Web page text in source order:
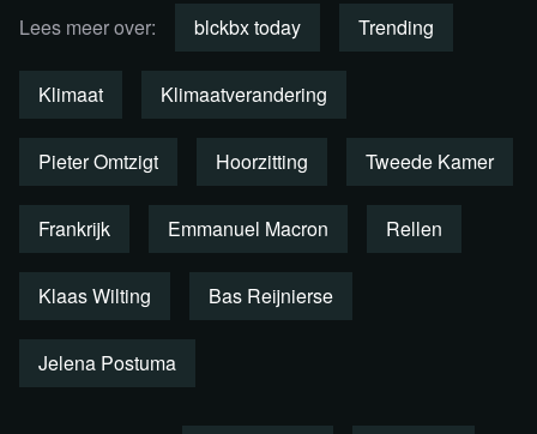
de ontwikkelingslanden zelf naar dit gebaar?
Desk: econome Jelena Postuma, oud-politiewoordvoerder
Bekijk de uitzending per fragment
terug
Lees meer over: blckbx today Trending
Klimaat Klimaatverandering
Pieter Omtzigt Hoorzitting Tweede Kamer
Frankrijk Emmanuel Macron Rellen
Klaas Wilting Bas Reijnierse
Jelena Postuma